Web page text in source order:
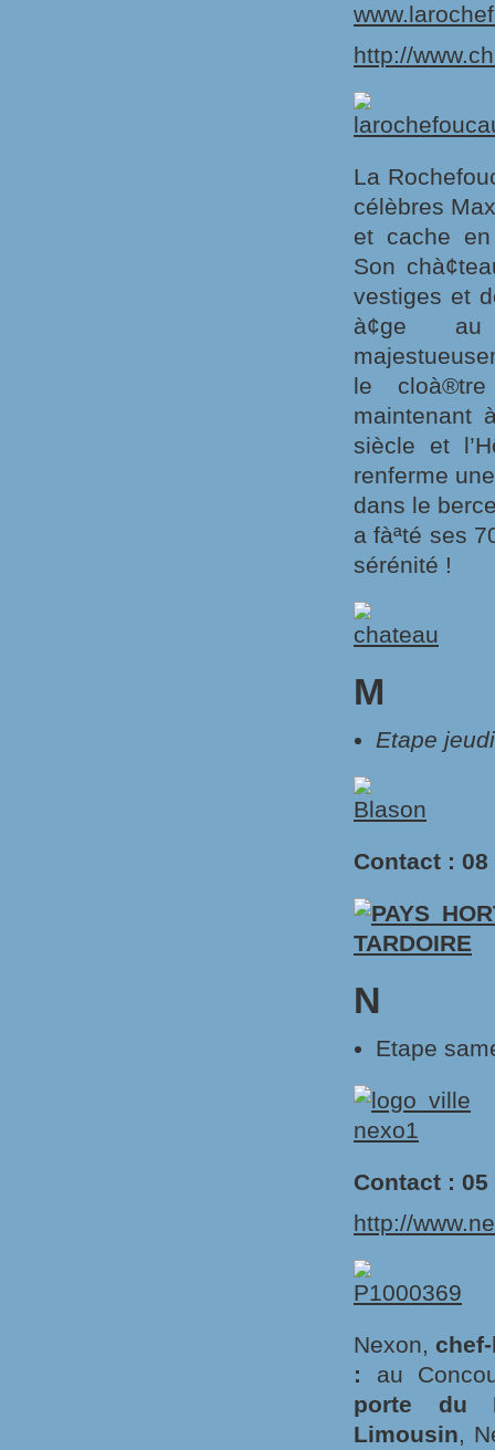
http://
La
célèbres
et cache
Son
vestiges et
à¢ge au
le
maintenant
siècle et
renferme
dans le
a fàªté ses
sérénité !
M
Etape
Contact : 08
N
Etape
Contact : 05
http://
Nexon,
: au
porte du
Limousin,